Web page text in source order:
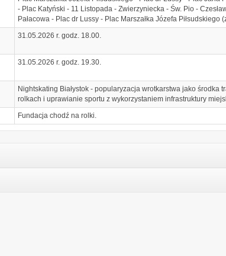
- Plac Katyński - 11 Listopada - Zwierzyniecka - Św. Pio -
Pałacowa - Plac dr Lussy - Plac Marszałka Józefa Piłsudskiego
31.05.2026 r. godz. 18.00.
31.05.2026 r. godz. 19.30.
Nightskating Białystok - popularyzacja wrotkarstwa jako środka
rolkach i uprawianie sportu z wykorzystaniem infrastruktury
Fundacja chodź na rolki.